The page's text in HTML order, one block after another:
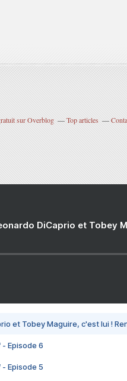
sur Overblog Top articles
DiCaprio et Tobey
et Tobey Maguire, c'est lui !
Episode 6
Episode 5